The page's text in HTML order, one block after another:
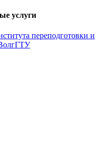
услуги
переподготовки и